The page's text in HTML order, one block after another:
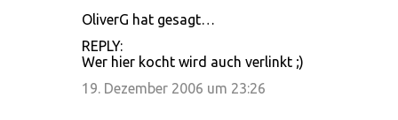
OliverG hat gesagt…
REPLY:
Wer hier kocht wird auch verlinkt ;)
19. Dezember 2006 um 23:26